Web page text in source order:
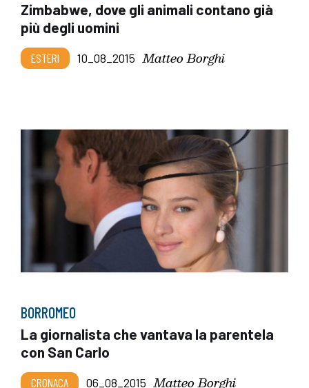
Zimbabwe, dove gli animali contano già
più degli uomini
ESTERI 10_08_2015 Matteo Borghi
BORROMEO
La giornalista che vantava la parentela
con San Carlo
CRONACA 06_08_2015 Matteo Borghi